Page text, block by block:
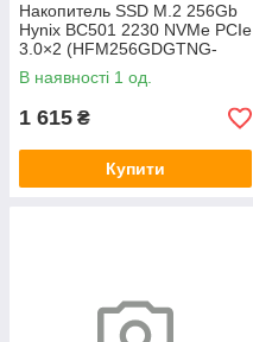
Накопитель SSD M.2 256Gb
Hynix BC501 2230 NVMe PCIe
3.0×2 (HFM256GDGTNG-
83A0A) 800/1600 БУ
В наявності 1 од.
1 615 ₴
Купити